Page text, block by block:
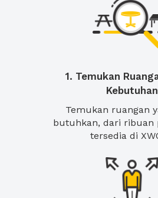
1. Temukan
Kebutuhan
Temukan ruangan
butuhkan, dari ribuan
tersedia di